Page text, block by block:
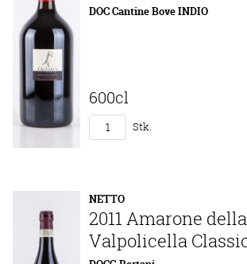
DOC Cantine Bove INDIO
600cl
Stk.
NETTO
2011 Amarone della
Valpolicella